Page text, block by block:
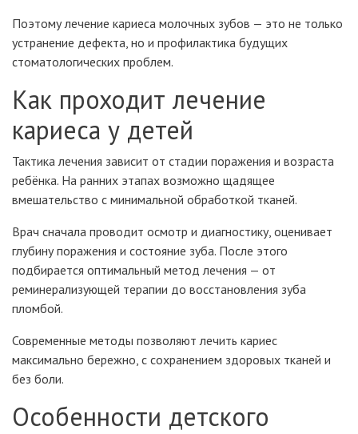
Поэтому лечение кариеса молочных зубов — это не только
устранение дефекта, но и профилактика будущих
стоматологических проблем.
Как проходит лечение
кариеса у детей
Тактика лечения зависит от стадии поражения и возраста
ребёнка. На ранних этапах возможно щадящее
вмешательство с минимальной обработкой тканей.
Врач сначала проводит осмотр и диагностику, оценивает
глубину поражения и состояние зуба. После этого
подбирается оптимальный метод лечения — от
реминерализующей терапии до восстановления зуба
пломбой.
Современные методы позволяют лечить кариес
максимально бережно, с сохранением здоровых тканей и
без боли.
Особенности детского